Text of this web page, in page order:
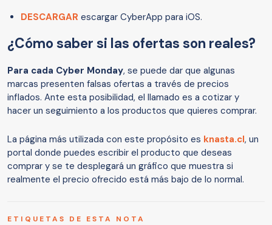
DESCARGAR escargar CyberApp para iOS.
¿Cómo saber si las ofertas son reales?
Para cada Cyber Monday, se puede dar que algunas
marcas presenten falsas ofertas a través de precios
inflados. Ante esta posibilidad, el llamado es a cotizar y
hacer un seguimiento a los productos que quieres comprar.
La página más utilizada con este propósito es knasta.cl, un
portal donde puedes escribir el producto que deseas
comprar y se te desplegará un gráfico que muestra si
realmente el precio ofrecido está más bajo de lo normal.
ETIQUETAS DE ESTA NOTA